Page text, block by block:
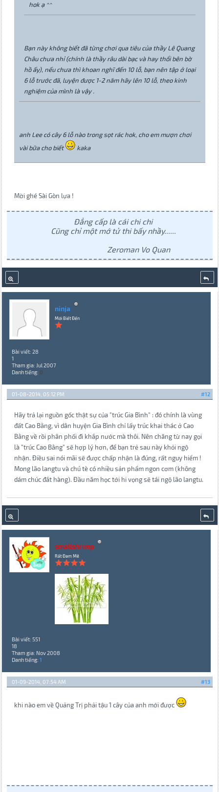
hok ạ ^^
Bạn này không biết đã từng chơi qua tiêu của thầy Lê Quang
Châu chưa nhỉ (chính là thầy râu dài bạc và hay thổi bên bờ
hồ ấy), nếu chưa thì khoan nghĩ đến 10 lỗ, bạn nên tập ở loại
6 lỗ trước đã, luyện được 1-2 năm hãy lên 10 lỗ, theo kinh
nghiệm của mình là vậy .
anh Lee có cây 6 lỗ nào trong sọt rác hok, cho em mượn chơi
vài bữa cho biết
kaka
Mời ghé Sài Gòn lựa !
Đẳng cấp là cái chi chi
Cũng chỉ một mớ tử thi bấy nhầy......
Zeroman Vo Quan
ninja
Mới Biết Đến
Bài viết: 28
1
Tham gia: Jul 2007
Danh tiếng: 0
#12
01-08-2014, 05:12 PM
Hãy trả lại nguồn gốc thật sự của "trúc Gia Bình" : đó chính là vùng
đất Cao Bằng, vì dân huyện Gia Bình chỉ lấy trúc khai thác ở Cao
Bằng về rồi phân phối đi khắp nước mà thôi. Nên chăng từ nay gọi
là "trúc Cao Bằng" sẽ hợp lý hơn, để bạn trẻ sau này khỏi ngộ
nhận. Điều sai nói mãi sẽ được chấp nhận là đúng, rất nguy hiểm !
Mong lão langtu và chú tè có nhiều sản phẩm ngon cơm (không
dám chúc đắt hàng). Đầu năm học tới hi vọng sẽ tái ngộ lão langtu.
smallshrimp
Rất Đam Mê
Bài viết: 551
18
Tham gia: Nov 2008
Danh tiếng: 1
#13
01-09-2014, 07:54 AM
khi nào em về Quảng Trị phải tậu 1 cây của anh mới được